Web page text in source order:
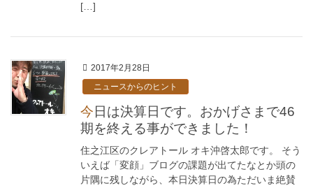
[…]
2017年2月28日
ニュースからのヒント
今日は決算日です。おかげさまで46
期を終える事ができました！
住之江区のクレアトール オキ沖啓太郎です。 そう
いえば「変顔」ブログの課題が出てたなとか頭の
片隅に残しながら、本日決算日の為ただいま絶賛